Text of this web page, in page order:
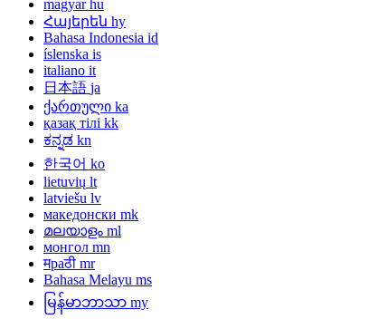
magyar hu
Հայերեն hy
Bahasa Indonesia id
íslenska is
italiano it
日本語 ja
ქართული ka
қазақ тілі kk
ಕನ್ನಡ kn
한국어 ko
lietuvių lt
latviešu lv
македонски mk
മലയാളം ml
монгол mn
मраठी mr
Bahasa Melayu ms
မြန်မာဘာသာ my